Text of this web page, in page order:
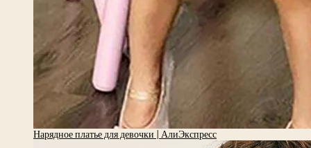
Нарядное платье для девочки | АлиЭкспресс